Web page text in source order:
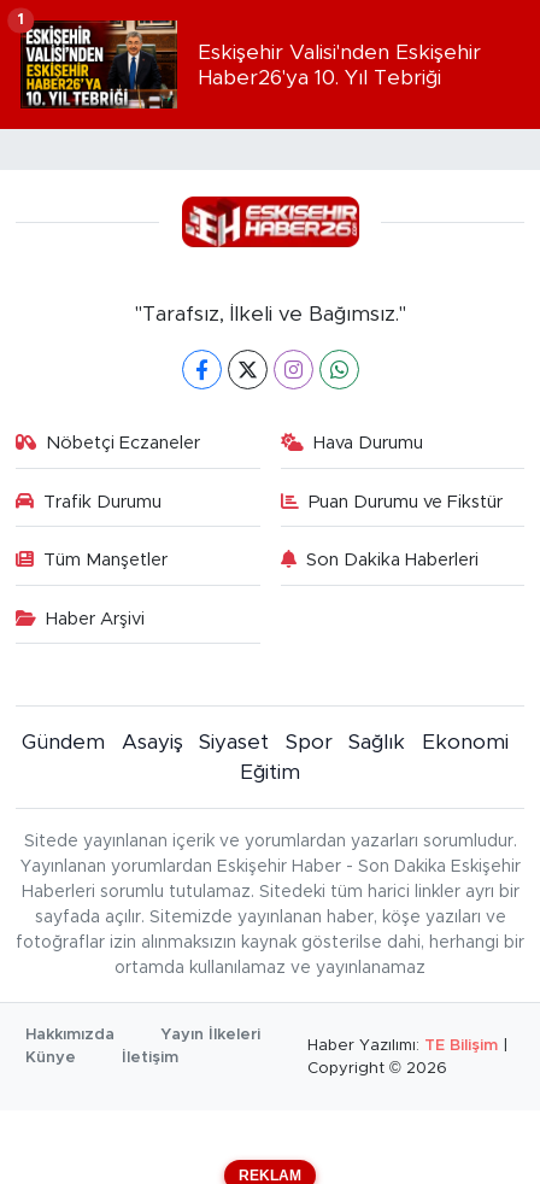
Eskişehir Valisi'nden Eskişehir
Haber26'ya 10. Yıl Tebriği
1
"Tarafsız, İlkeli ve Bağımsız."
Nöbetçi Eczaneler Hava Durumu
Trafik Durumu Puan Durumu ve Fikstür
Tüm Manşetler Son Dakika Haberleri
Haber Arşivi
Gündem Asayiş Siyaset Spor Sağlık
Ekonomi
Eğitim
Sitede yayınlanan içerik ve yorumlardan yazarları sorumludur.
Yayınlanan yorumlardan Eskişehir Haber - Son Dakika Eskişehir
Haberleri sorumlu tutulamaz. Sitedeki tüm harici linkler ayrı bir
sayfada açılır. Sitemizde yayınlanan haber, köşe yazıları ve
fotoğraflar izin alınmaksızın kaynak gösterilse dahi, herhangi bir
ortamda kullanılamaz ve yayınlanamaz
Hakkımızda
Yayın İlkeleri
Künye
İletişim
Haber Yazılımı: TE Bilişim
Copyright © 2026
REKLAM